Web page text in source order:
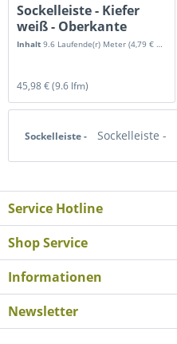
Sockelleiste - Kiefer
weiß - Oberkante
gerade
Inhalt9.6 Laufende(r) Meter(4,79 € * / 1 Laufende(r) Meter)
45,98 €(9.6 lfm)
Sockelleiste - Sockelleiste -
Service Hotline
Shop Service
Informationen
Newsletter